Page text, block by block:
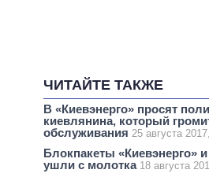
ЧИТАЙТЕ ТАКЖЕ
В «Киевэнерго» просят
киевлянина, который
обслуживания 25 августа
Блокпакеты «Киевэнерго»
ушли с молотка 18 августа